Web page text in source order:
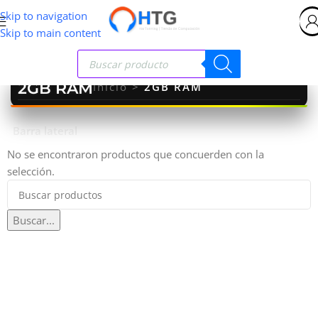
Skip to navigation
Skip to main content
2GB RAMInicio>2GB RAM
Barra lateral
No se encontraron productos que concuerden con la
selección.
Buscar...